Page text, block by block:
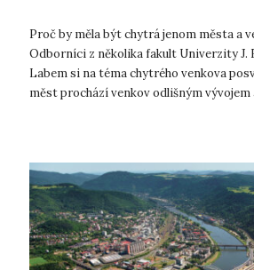
Proč by měla být chytrá jenom města a
Odborníci z několika fakult Univerzity J.
Labem si na téma chytrého venkova
měst prochází venkov odlišným